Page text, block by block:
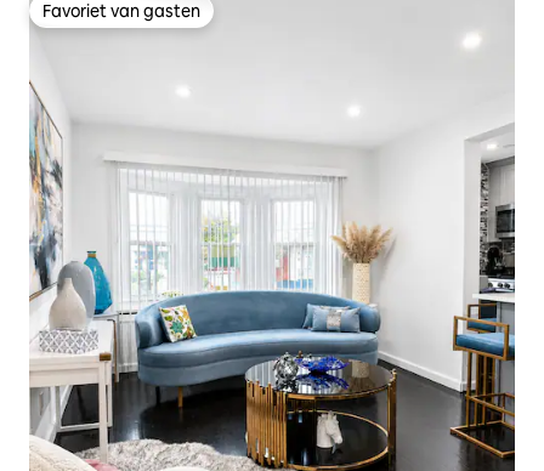
Favoriet van gasten
Favoriet van gasten